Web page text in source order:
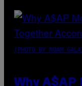
(PHOTO BY NOAM
Why A$AP